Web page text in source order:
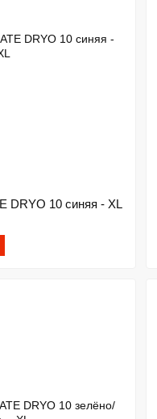
DRYO 10 синяя - XL